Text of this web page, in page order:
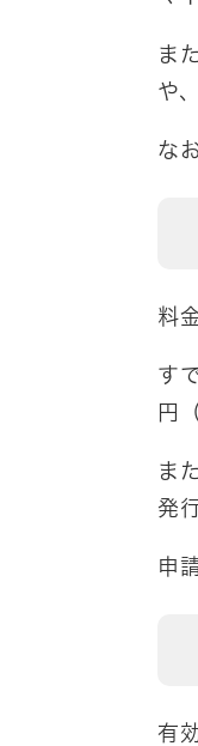
ま
や
な
料
す
円
ま
発
申
有